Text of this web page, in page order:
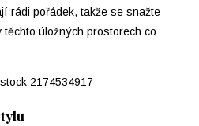
rádi pořádek, takže se snažte
úložných prostorech co